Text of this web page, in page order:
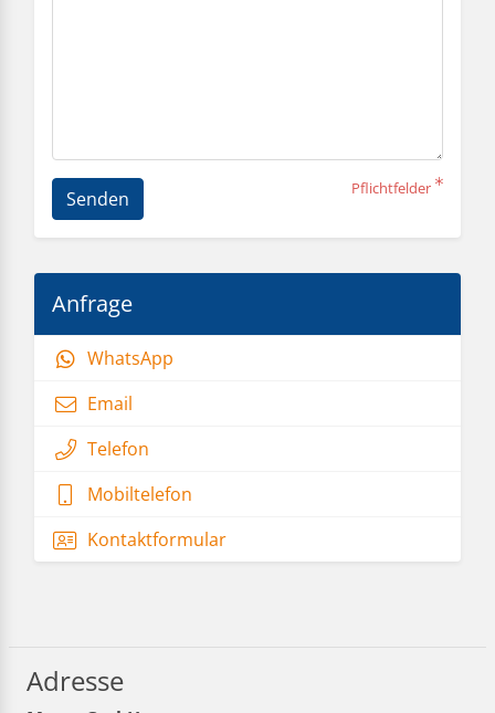
Adresse